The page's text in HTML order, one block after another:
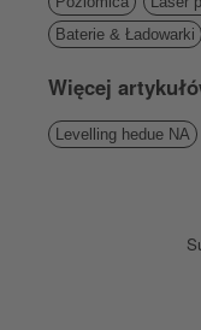
Baterie & Ładowarki
Więcej
Levelling hedue NA